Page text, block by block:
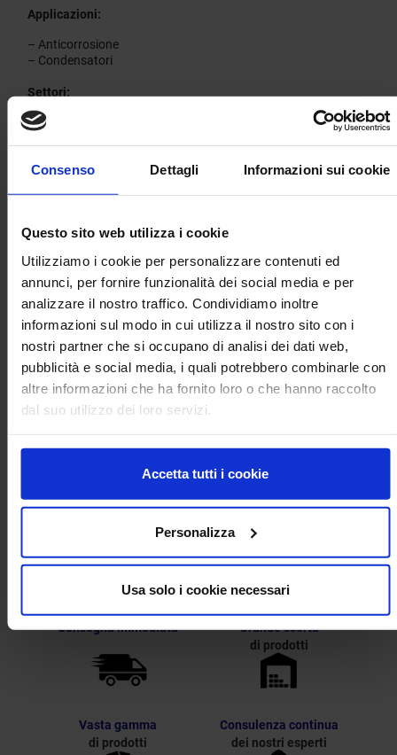
Consenso Dettagli Informazioni sui cookie
Questo sito web utilizza i cookie
Utilizziamo i cookie per personalizzare contenuti ed
annunci, per fornire funzionalità dei social media e per
analizzare il nostro traffico. Condividiamo inoltre
informazioni sul modo in cui utilizza il nostro sito con i
nostri partner che si occupano di analisi dei dati web,
pubblicità e social media, i quali potrebbero combinarle con
altre informazioni che ha fornito loro o che hanno raccolto
dal suo utilizzo dei loro servizi.
Accetta tutti i cookie
Personalizza
Usa solo i cookie necessari
Applicazioni:
– Anticorrosione
– Condensatori
Settori:
– Automobili
– Elettronica
– Etc.
Consegna immediata
Grande scorta
di prodotti
Vasta gamma
di prodotti
Consulenza continua
dei nostri esperti